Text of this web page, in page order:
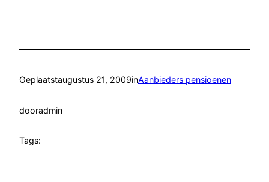
Geplaatstaugustus 21, 2009inAanbieders pensioenen
dooradmin
Tags: